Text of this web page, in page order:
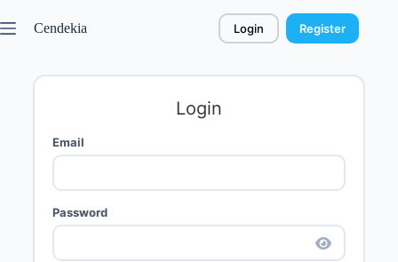
Cendekia Login Register
Login
Email
Password